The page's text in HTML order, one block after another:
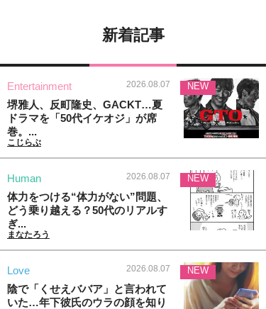
新着記事
Entertainment 2026.08.07
堺雅人、反町隆史、GACKT…夏
ドラマを「50代イケオジ」が席
巻。...
こじらぶ
NEW
Human 2026.08.07
体力をつける“体力がない”問題、
どう乗り越える？50代のリアルす
ぎ...
まなたろう
NEW
Love 2026.08.07
陰で「くせえババア」と言われて
いた…年下彼氏のウラの顔を知り
NEW